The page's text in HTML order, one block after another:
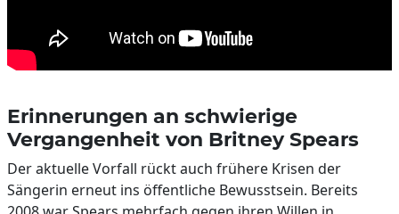
Erinnerungen an schwierige
Vergangenheit von Britney Spears
Der aktuelle Vorfall rückt auch frühere Krisen der
Sängerin erneut ins öffentliche Bewusstsein. Bereits